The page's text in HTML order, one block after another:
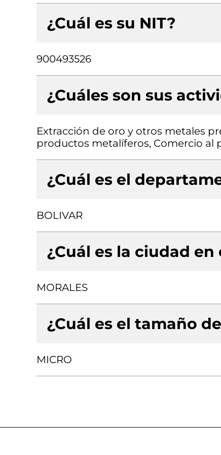
¿Cuál es su NIT?
900493526
¿Cuáles son sus
Extracción de oro y otros metales
productos metalíferos, Comercio al
¿Cuál es el
BOLIVAR
¿Cuál es la ciudad
MORALES
¿Cuál es el tamaño
MICRO